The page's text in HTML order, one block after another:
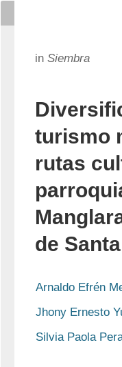
in Siembra
turismo
rutas
de
Arnaldo Efrén
Jhony Ernesto
Silvia Paola